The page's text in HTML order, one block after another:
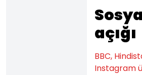
açığı
BBC,
Instagram